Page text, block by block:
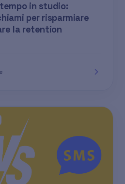
in studio:
per risparmiare
la retention